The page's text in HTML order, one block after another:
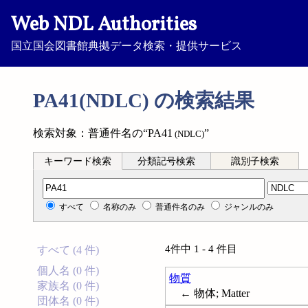
Web NDL Authorities
国立国会図書館典拠データ検索・提供サービス
PA41(NDLC) の検索結果
検索対象：普通件名の“PA41 (NDLC)”
キーワード検索 分類記号検索 識別子検索
分類記号検索
すべて 名称のみ 普通件名のみ ジャンルのみ
すべて (4 件)
個人名 (0 件)
家族名 (0 件)
団体名 (0 件)
4件中 1 - 4 件目
物質
← 物体; Matter